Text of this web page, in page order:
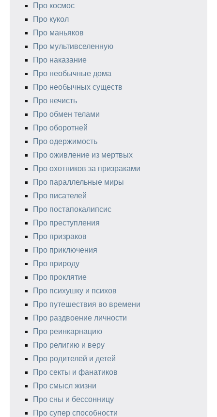
Про космос
Про кукол
Про маньяков
Про мультивселенную
Про наказание
Про необычные дома
Про необычных существ
Про нечисть
Про обмен телами
Про оборотней
Про одержимость
Про оживление из мертвых
Про охотников за призраками
Про параллельные миры
Про писателей
Про постапокалипсис
Про преступления
Про призраков
Про приключения
Про природу
Про проклятие
Про психушку и психов
Про путешествия во времени
Про раздвоение личности
Про реинкарнацию
Про религию и веру
Про родителей и детей
Про секты и фанатиков
Про смысл жизни
Про сны и бессонницу
Про супер способности